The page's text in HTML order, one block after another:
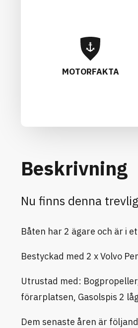
MOTORFAKTA
Beskrivning
Nu finns denna
Båten har 2 ägare och är i
Bestyckad med 2 x Volvo
Utrustad med:
förarplatsen, Gasolspis 2
Dem senaste åren är